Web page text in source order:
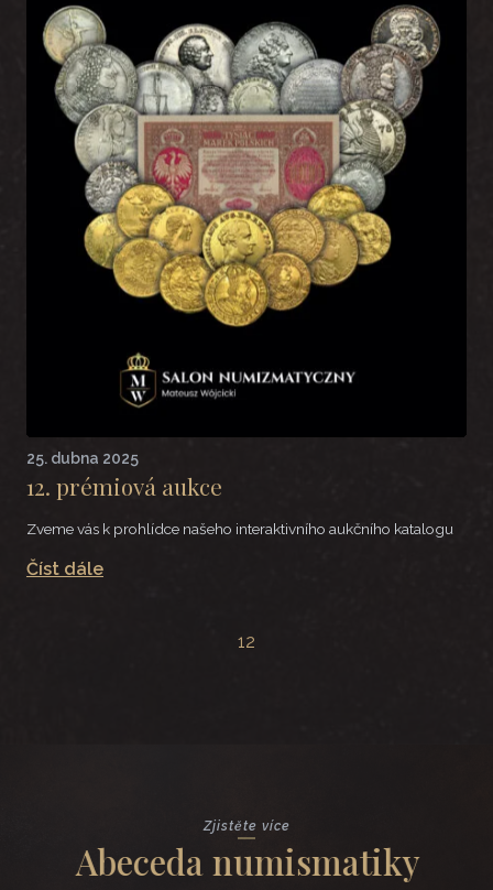
25. dubna 2025
12. prémiová aukce
Zveme vás k prohlídce našeho interaktivního aukčního katalogu
Číst dále
12
Zjistěte více
Abeceda numismatiky